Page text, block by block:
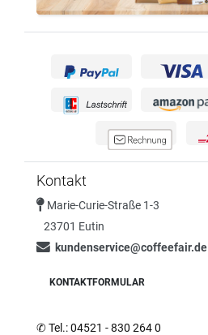
Kontakt
Marie-Curie-Straße 1-3
23701 Eutin
kundenservice@coffeefair.de
KONTAKTFORMULAR
✆Tel.: 04521 - 830 264 0